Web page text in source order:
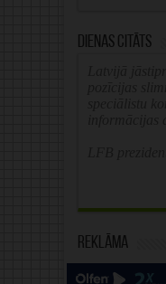
Dienas citāts
Reklāma